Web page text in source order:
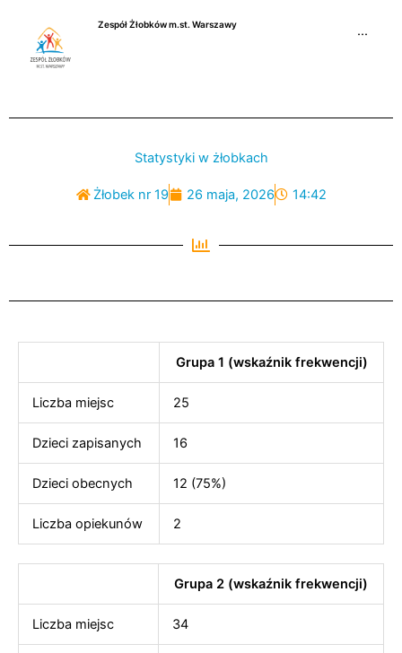
Zespół Żłobków m.st. Warszawy
···
Statystyki w żłobkach
Żłobek nr 19 26 maja, 2026 14:42
Grupa 1 (wskaźnik frekwencji)
Liczba miejsc 25
Dzieci zapisanych 16
Dzieci obecnych 12 (75%)
Liczba opiekunów 2
Grupa 2 (wskaźnik frekwencji)
Liczba miejsc 34